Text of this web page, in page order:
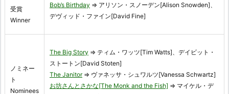
受賞
Winner
Bob’s Birthday ⇒ アリソン・スノーデン[Alison Snowden]、
デヴィッド・ファイン[David Fine]
ノミネー
ト
Nominees
The Big Story ⇒ ティム・ワッツ[Tim Watts]、デイビット・
ストートン[David Stoten]
The Janitor⇒ ヴァネッサ・シュワルツ[Vanessa Schwartz]
お坊さんとさかな[The Monk and the Fish] ⇒ マイケル・デ